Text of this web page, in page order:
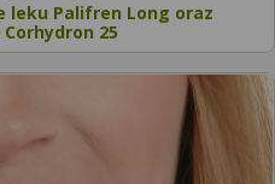
leku Palifren Long oraz
25